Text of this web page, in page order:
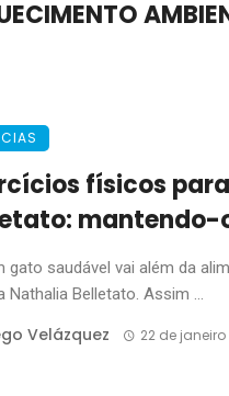
físicos
mantendo-
gato saudável vai além da
Nathalia Belletato. Assim ...
Velázquez 22 de